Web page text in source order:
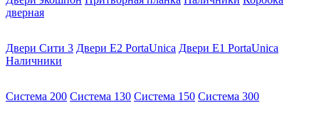
дверная
Двери Сити 3 Двери E2 PortaUnica Двери E1 PortaUnica
Наличники
Система 200 Система 130 Система 150 Система 300